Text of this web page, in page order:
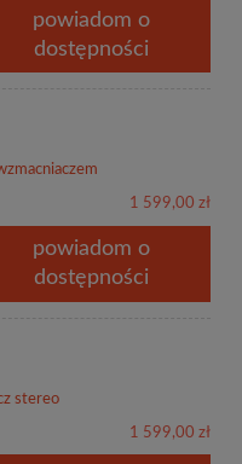
powiadom o
dostępności
1 599,00 zł
powiadom o
dostępności
stereo
1 599,00 zł